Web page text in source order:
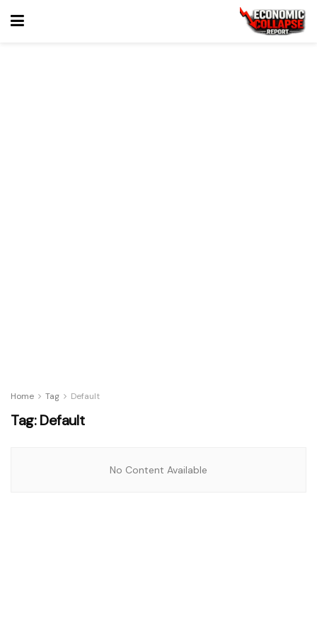
Home Tag Default
Tag:Default
No Content Available